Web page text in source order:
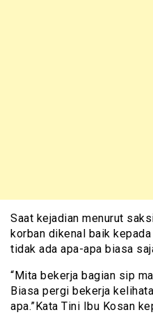
Saat kejadian menurut
korban dikenal baik
tidak ada apa-apa biasa
“Mita bekerja bagian sip
Biasa pergi bekerja
apa.”Kata Tini Ibu Kosan